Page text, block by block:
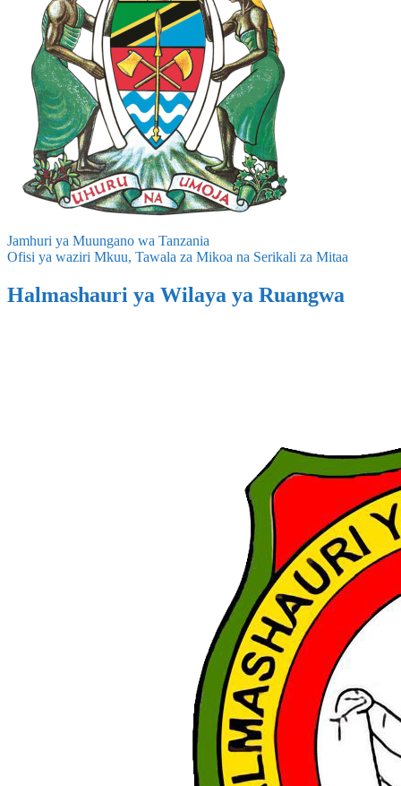
Jamhuri ya Muungano wa Tanzania
Ofisi ya waziri Mkuu, Tawala za Mikoa na Serikali za Mitaa
Halmashauri ya Wilaya ya Ruangwa